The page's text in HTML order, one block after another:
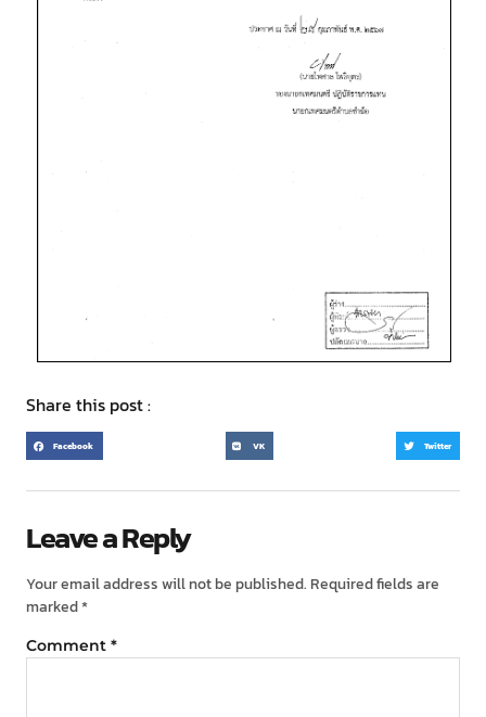
Share this post :
Facebook VK Twitter
Leave a Reply
Your email address will not be published. Required fields are
marked*
Comment *